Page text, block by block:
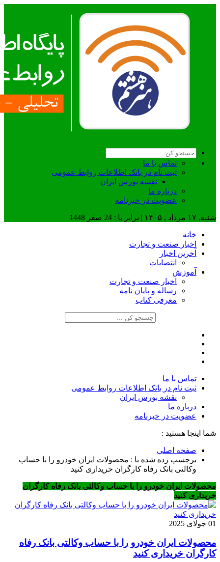
تماس با ما
ثبت نام در بانک اطلاعات روابط عمومی
نقشه بورس ایران
درباره ما
عضويت در خبرنامه
شنبه, ۱۷ مرداد , ۱۴۰۵ | برابر با : 24 صفر 1448
خانه
اخبار صنعت و تجارت
آخرین اخبار
انتصابات
آموزش
اخبار صنعت و تجارت
رساله و پایان نامه
معرفی کتاب
تماس با ما
ثبت نام در بانک اطلاعات روابط عمومی
نقشه بورس ایران
درباره ما
عضويت در خبرنامه
شما اینجا هستید :
صفحه اصلی
برچسب زده شده با : محصولات ایران خودرو را با حساب
وکالتی بانک رفاه کارگران خریداری کنید
محصولات ایران خودرو را با حساب وکالتی بانک رفاه کارگران
خریداری کنید
01 جولای 2025
محصولات ایران خودرو را با حساب وکالتی بانک رفاه
کارگران خریداری کنید